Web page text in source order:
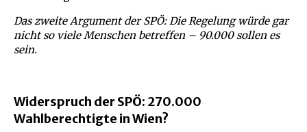
Das zweite Argument der SPÖ: Die Regelung würde gar
nicht so viele Menschen betreffen – 90.000 sollen es
sein.
Widerspruch der SPÖ: 270.000
Wahlberechtigte in Wien?